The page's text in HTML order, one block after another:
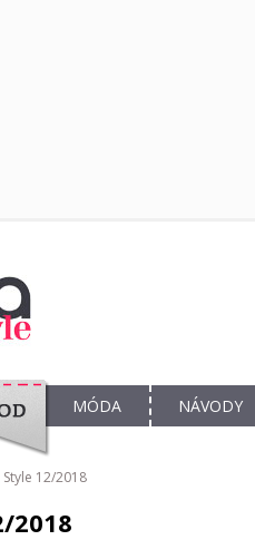
MÓDA NÁVODY
12/2018
2018